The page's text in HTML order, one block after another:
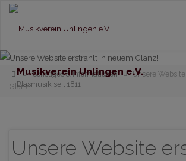
Musikverein Unlingen e.V.
Blasmusik seit 1811
HomeSonstiges & Informationen
Unsere
Glanz!
Unsere Website